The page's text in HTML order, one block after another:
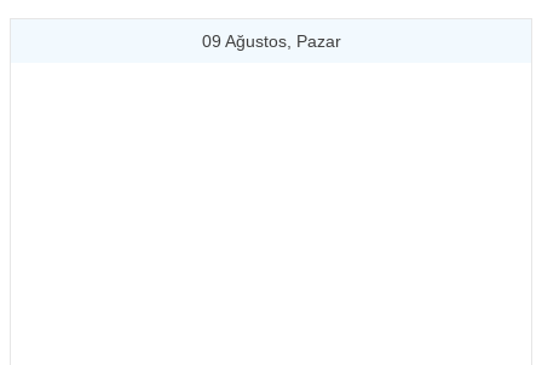
09 Ağustos, Pazar